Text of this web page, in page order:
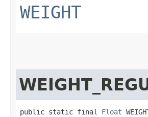
WEIGHT
public static final Float